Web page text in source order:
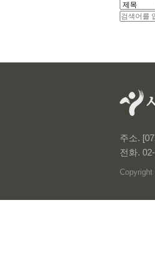
주소.
전화.